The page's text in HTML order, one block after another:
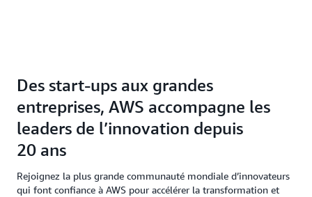
Des start-ups aux grandes
entreprises, AWS accompagne les
leaders de l’innovation depuis
20 ans
Rejoignez la plus grande communauté mondiale d’innovateurs
qui font confiance à AWS pour accélérer la transformation et